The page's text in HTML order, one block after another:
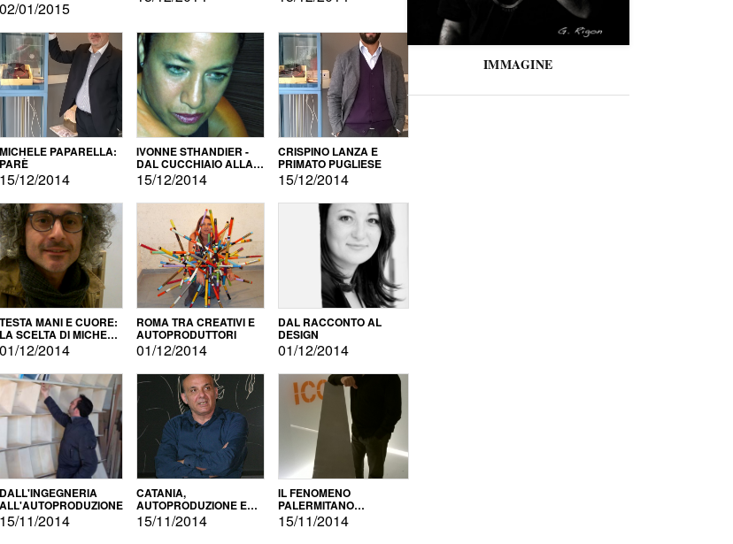
AUTOPRODUZIONE
02/01/2015
MICHELE PAPARELLA:
PARÈ
15/12/2014
IVONNE STHANDIER -
DAL CUCCHIAIO ALLA
CITTÀ
15/12/2014
CRISPINO LANZA E
PRIMATO PUGLIESE
15/12/2014
TESTA MANI E CUORE:
LA SCELTA DI MICHELE
BARBERIO
01/12/2014
ROMA TRA CREATIVI E
AUTOPRODUTTORI
01/12/2014
DAL RACCONTO AL
DESIGN
01/12/2014
DALL'INGEGNERIA
ALL'AUTOPRODUZIONE
15/11/2014
CATANIA,
AUTOPRODUZIONE E
COMMERCIALIZZAZIONE
15/11/2014
IL FENOMENO
PALERMITANO
DELL'AUTOPRODUZIONE
15/11/2014
IMMAGINE